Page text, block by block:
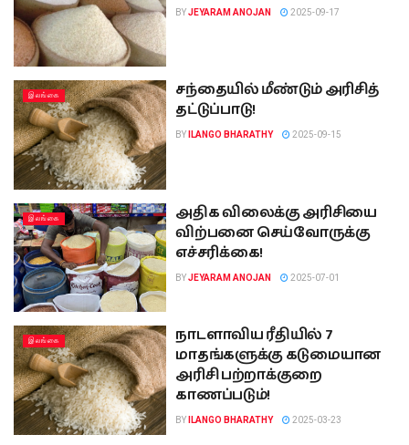
BYJEYARAM ANOJAN 2025-09-17
இலங்கை
சந்தையில் மீண்டும் அரிசித்
தட்டுப்பாடு!
BY ILANGO BHARATHY 2025-09-15
இலங்கை
அதிக விலைக்கு அரிசியை
விற்பனை செய்வோருக்கு
எச்சரிக்கை!
BYJEYARAM ANOJAN 2025-07-01
இலங்கை
நாடளாவிய ரீதியில் 7
மாதங்களுக்கு கடுமையான
அரிசி பற்றாக்குறை
காணப்படும்!
BY ILANGO BHARATHY 2025-03-23